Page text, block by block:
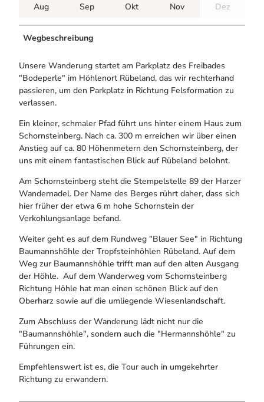
Aug Sep Okt Nov Dez
Wegbeschreibung
Unsere Wanderung startet am Parkplatz des Freibades
"Bodeperle" im Höhlenort Rübeland, das wir rechterhand
passieren, um den Parkplatz in Richtung Felsformation zu
verlassen.
Ein kleiner, schmaler Pfad führt uns hinter einem Haus zum
Schornsteinberg. Nach ca. 300 m erreichen wir über einen
Anstieg auf ca. 80 Höhenmetern den Schornsteinberg, der
uns mit einem fantastischen Blick auf Rübeland belohnt.
Am Schornsteinberg steht die Stempelstelle 89 der Harzer
Wandernadel. Der Name des Berges rührt daher, dass sich
hier früher der etwa 6 m hohe Schornstein der
Verkohlungsanlage befand.
Weiter geht es auf dem Rundweg "Blauer See" in Richtung
Baumannshöhle der Tropfsteinhöhlen Rübeland. Auf dem
Weg zur Baumannshöhle trifft man auf den alten Ausgang
der Höhle. Auf dem Wanderweg vom Schornsteinberg
Richtung Höhle hat man einen schönen Blick auf den
Oberharz sowie auf die umliegende Wiesenlandschaft.
Zum Abschluss der Wanderung lädt nicht nur die
"Baumannshöhle", sondern auch die "Hermannshöhle" zu
Führungen ein.
Empfehlenswert ist es, die Tour auch in umgekehrter
Richtung zu erwandern.